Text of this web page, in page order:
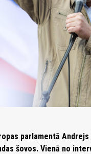
parlamentā
šovos. Vienā no